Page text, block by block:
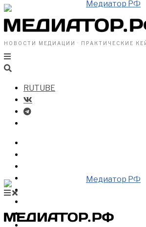
НОВОСТИ МЕДИАЦИИ · ПРАКТИЧЕСКИЕ
RUTUBE
ВИДЕО